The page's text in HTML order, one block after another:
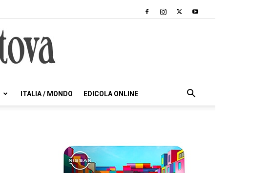
ITALIA / MONDO EDICOLA ONLINE